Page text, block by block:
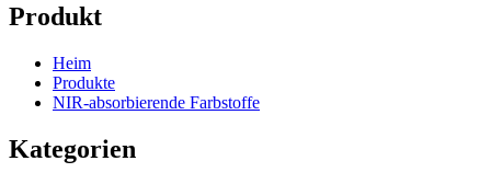
Produkt
Heim
Produkte
NIR-absorbierende Farbstoffe
Kategorien